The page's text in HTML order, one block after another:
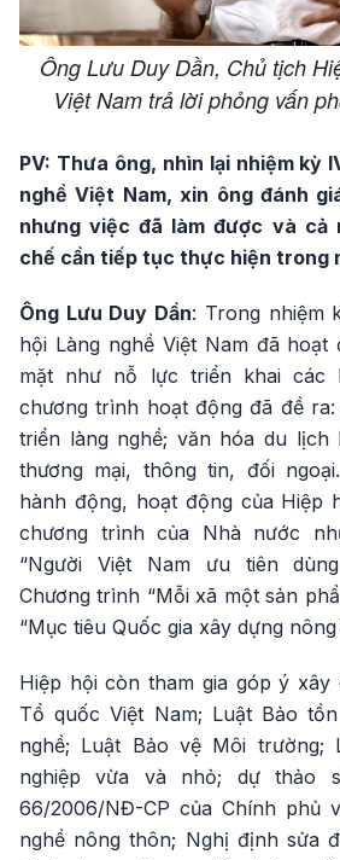
Ông Lưu Duy Dần, Chủ tịch
Việt Nam trả lời phỏng vấn
PV: Thưa ông, nhìn lại nhiệm kỳ
nghề Việt Nam, xin ông đánh
nhưng việc đã làm được và cả
chế cần tiếp tục thực hiện trong
Ông Lưu Duy Dần: Trong nhiệm
hội Làng nghề Việt Nam đã
mặt như nỗ lực triển khai các
chương trình hoạt động đã đề
triển làng nghề; văn hóa du lịch
thương mại, thông tin, đối
hành động, hoạt động của Hiệp
chương trình của Nhà nước
“Người Việt Nam ưu tiên
Chương trình “Mỗi xã một sản
“Mục tiêu Quốc gia xây dựng
Hiệp hội còn tham gia góp ý xây
Tổ quốc Việt Nam; Luật Bảo
nghề; Luật Bảo vệ Môi trường;
nghiệp vừa và nhỏ; dự thảo
66/2006/NĐ-CP của Chính phủ
nghề nông thôn; Nghị định sửa